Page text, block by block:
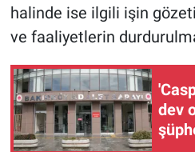
halinde ise ilgili işin
ve faaliyetlerin
dev